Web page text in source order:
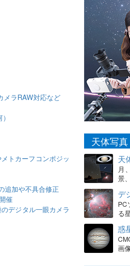
メラRAW対応など
トカーフコンポジッ
追加や不具合修正
催
デジタル一眼カメラ
天体写真
天
月
景
デ
PC
る
惑
画